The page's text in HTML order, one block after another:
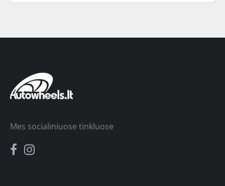
Mes socialiniuose tinkluose